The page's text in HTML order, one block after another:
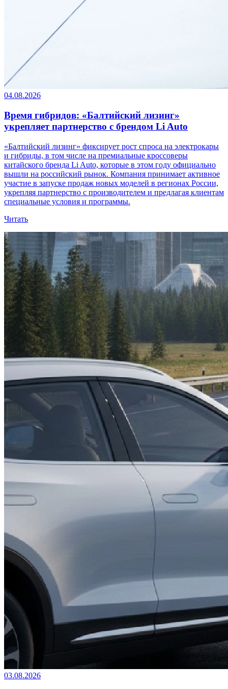
04.08.2026
Время гибридов: «Балтийский лизинг»
укрепляет партнерство с брендом Li Auto
«Балтийский лизинг» фиксирует рост спроса на электрокары
и гибриды, в том числе на премиальные кроссоверы
китайского бренда Li Auto, которые в этом году официально
вышли на российский рынок. Компания принимает активное
участие в запуске продаж новых моделей в регионах России,
укрепляя партнерство с производителем и предлагая клиентам
специальные условия и программы.
Читать
03.08.2026